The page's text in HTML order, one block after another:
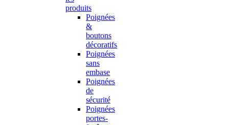
produits
Poignées
&
boutons
décoratifs
Poignées
sans
embase
Poignées
de
sécurité
Poignées
portes-